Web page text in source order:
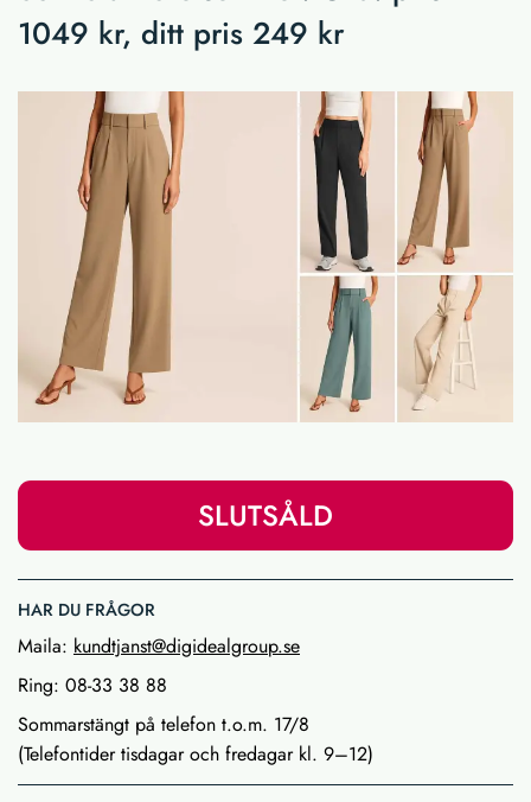
1049 kr, ditt pris 249 kr
SLUTSÅLD
HAR DU FRÅGOR
Maila: kundtjanst@digidealgroup.se
Ring: 08-33 38 88
Sommarstängt på telefon t.o.m. 17/8
(Telefontider tisdagar och fredagar kl. 9–12)